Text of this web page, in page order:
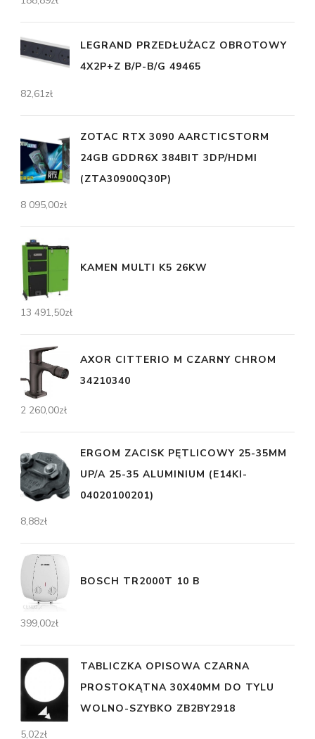
LEGRAND PRZEDŁUŻACZ OBROTOWY
4X2P+Z B/P-B/G 49465
82,61zł
ZOTAC RTX 3090 AARCTICSTORM
24GB GDDR6X 384BIT 3DP/HDMI
(ZTA30900Q30P)
8 095,00zł
KAMEN MULTI K5 26KW
13 491,50zł
AXOR CITTERIO M CZARNY CHROM
34210340
2 260,00zł
ERGOM ZACISK PĘTLICOWY 25-35MM
UP/A 25-35 ALUMINIUM (E14KI-
04020100201)
8,88zł
BOSCH TR2000T 10 B
399,00zł
TABLICZKA OPISOWA CZARNA
PROSTOKĄTNA 30X40MM DO TYLU
WOLNO-SZYBKO ZB2BY2918
5,02zł